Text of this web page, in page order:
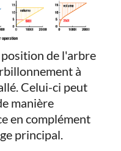
de l'arbre
à
Celui-ci peut
manière
en complément
principal.